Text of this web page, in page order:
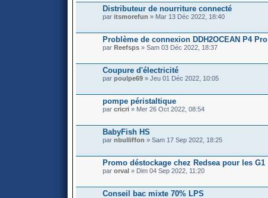
Distributeur de nourriture connecté
par itsmorefun » Mar 13 Déc 2022, 18:40
Problème de connexion DDH2OCEAN P4 Pro
par Reefsps » Sam 03 Déc 2022, 18:37
Coupure d'électricité
par poulpe69 » Jeu 01 Déc 2022, 10:05
pompe péristaltique
par cricri » Mer 26 Oct 2022, 08:54
BabyFish HS
par nbulliffon » Sam 17 Sep 2022, 18:25
Promo déstockage chez Redsea pour les G1
par orval » Dim 04 Sep 2022, 11:20
Conseil bac mixte 70% LPS